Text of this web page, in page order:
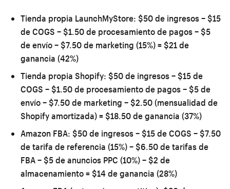
Tienda propia LaunchMyStore: $50 de ingresos − $15
de COGS − $1.50 de procesamiento de pagos − $5
de envío − $7.50 de marketing (15%) = $21 de
ganancia (42%)
Tienda propia Shopify: $50 de ingresos − $15 de
COGS − $1.50 de procesamiento de pagos − $5 de
envío − $7.50 de marketing − $2.50 (mensualidad de
Shopify amortizada) = $18.50 de ganancia (37%)
Amazon FBA: $50 de ingresos − $15 de COGS − $7.50
de tarifa de referencia (15%) − $6.50 de tarifas de
FBA − $5 de anuncios PPC (10%) − $2 de
almacenamiento = $14 de ganancia (28%)